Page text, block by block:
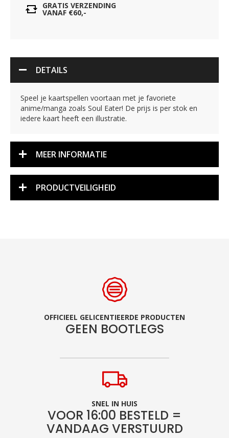
GRATIS VERZENDING
VANAF €60,-
DETAILS
Speel je kaartspellen voortaan met je favoriete
anime/manga zoals Soul Eater! De prijs is per stok en
iedere kaart heeft een illustratie.
MEER INFORMATIE
PRODUCTVEILIGHEID
OFFICIEEL GELICENTIEERDE PRODUCTEN
GEEN BOOTLEGS
SNEL IN HUIS
VOOR 16:00 BESTELD =
VANDAAG VERSTUURD